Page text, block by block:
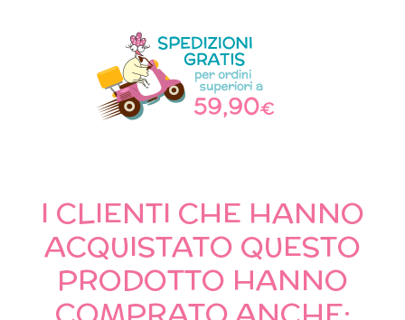
I CLIENTI CHE HANNO
ACQUISTATO QUESTO
PRODOTTO HANNO